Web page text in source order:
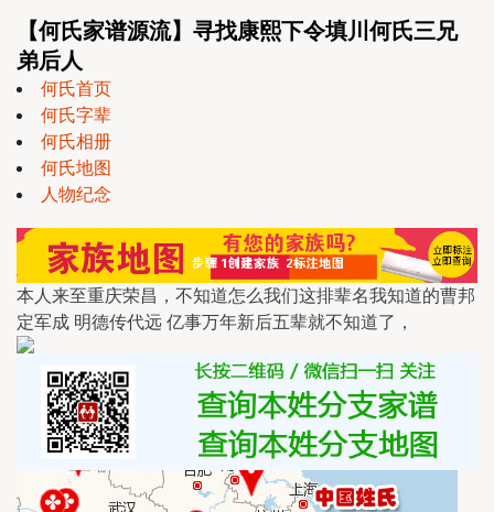
【何氏家谱源流】寻找康熙下令填川何氏三兄
弟后人
何氏首页
何氏字辈
何氏相册
何氏地图
人物纪念
本人来至重庆荣昌，不知道怎么我们这排辈名我知道的曹邦
定军成 明德传代远 亿事万年新后五辈就不知道了，